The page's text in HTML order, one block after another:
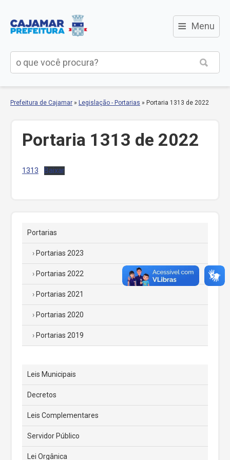
≡ Menu
Prefeitura de Cajamar » Legislação - Portarias » Portaria 1313 de 2022
Portaria 1313 de 2022
1313 Baixar
Portarias
Portarias 2023
Portarias 2022
Portarias 2021
Portarias 2020
Portarias 2019
Leis Municipais
Decretos
Leis Complementares
Servidor Público
Lei Orgânica